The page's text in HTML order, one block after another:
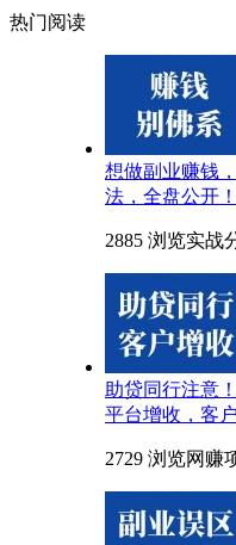
热门阅读
想做副业赚钱
法，全盘公开！
2885 浏览实战
助贷同行注意
平台增收，客
2729 浏览网赚